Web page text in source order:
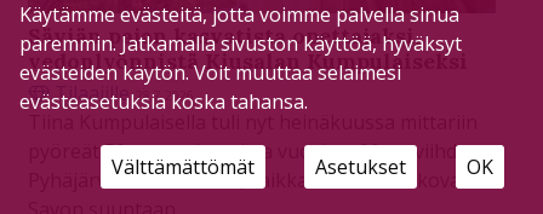
Säviän pajan kasvatista opettajaksi,
vedonlyönnistä Kiusalan Kumpulaiseksi
Tilaajille 28.7.2026
pyöreät 50 vuotta ja noista vuosista 20 on viihdytty
Pyhäjärven maisemissa, vaikka veri vetikin kovasti
Käytämme evästeitä, jotta voimme palvella sinua
paremmin. Jatkamalla sivuston käyttöä, hyväksyt
evästeiden käytön. Voit muuttaa selaimesi
evästeasetuksia koska tahansa.
Välttämättömät Asetukset OK